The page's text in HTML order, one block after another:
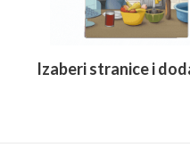
Izaberi stranice i